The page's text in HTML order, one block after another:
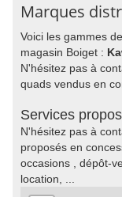
Marques
Voici les gammes
magasin Boiget :
N'hésitez pas à
quads vendus en
Services
N'hésitez pas à
proposés en
occasions , dépôt-
location, ...